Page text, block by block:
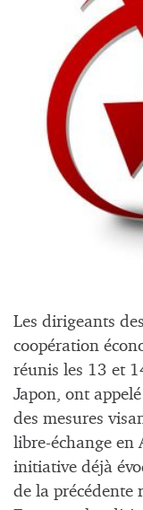
Les dirigeants
coopération
réunis les 13 et
Japon, ont
des mesures
libre-échange en
initiative déjà
de la précédente